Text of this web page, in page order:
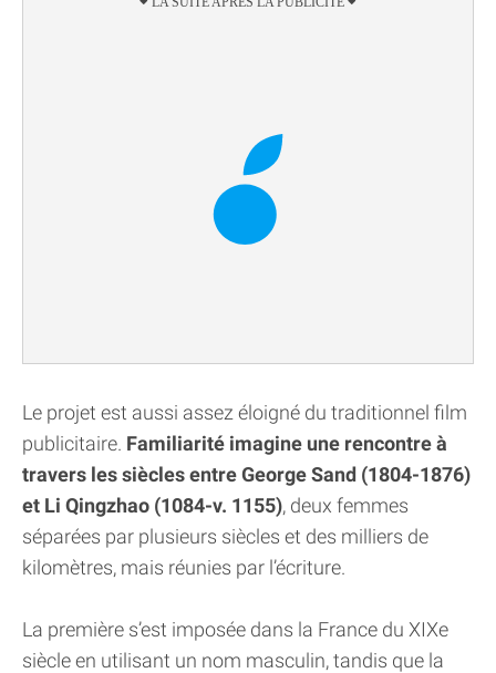
Le projet est aussi assez éloigné du traditionnel film
publicitaire. Familiarité imagine une rencontre à
travers les siècles entre George Sand (1804-1876)
et Li Qingzhao (1084-v. 1155), deux femmes
séparées par plusieurs siècles et des milliers de
kilomètres, mais réunies par l’écriture.
La première s’est imposée dans la France du XIXe
siècle en utilisant un nom masculin, tandis que la